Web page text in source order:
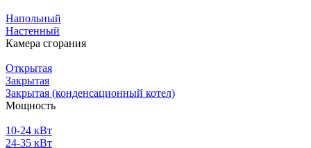
Напольный
Настенный
Камера сгорания
Открытая
Закрытая
Закрытая (конденсационный котел)
Мощность
10-24 кВт
24-35 кВт